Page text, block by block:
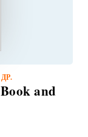
and